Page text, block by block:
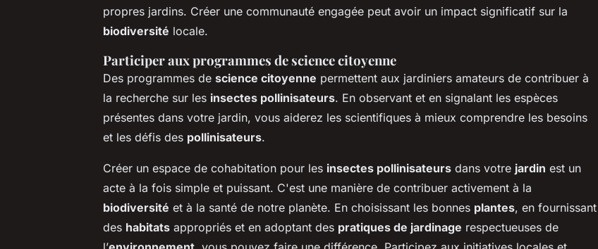
propres jardins. Créer une communauté engagée peut avoir un impact significatif sur la
biodiversité locale.
Participer aux programmes de science citoyenne
Des programmes de science citoyenne permettent aux jardiniers amateurs de contribuer à
la recherche sur les insectes pollinisateurs. En observant et en signalant les espèces
présentes dans votre jardin, vous aiderez les scientifiques à mieux comprendre les besoins
et les défis des pollinisateurs.
Créer un espace de cohabitation pour les insectes pollinisateurs dans votre jardin est un
acte à la fois simple et puissant. C'est une manière de contribuer activement à la
biodiversité et à la santé de notre planète. En choisissant les bonnes plantes, en fournissant
des habitats appropriés et en adoptant des pratiques de jardinage respectueuses de